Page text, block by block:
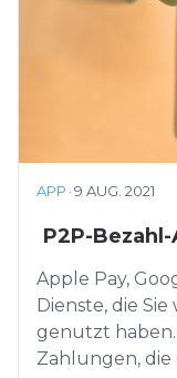
APP ·9 AUG. 2021
P2P-
Apple Pay,
Dienste, die
genutzt haben.
Zahlungen, die